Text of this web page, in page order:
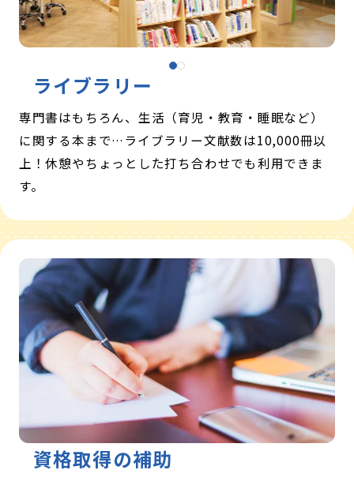
ライブラリー
専門書はもちろん、生活（育児・教育・睡眠など）
に関する本まで…ライブラリー文献数は10,000冊以
上！休憩やちょっとした打ち合わせでも利用できま
す。
資格取得の補助